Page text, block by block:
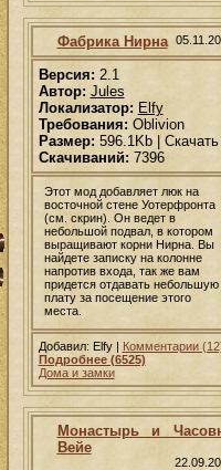
Фабрика Нирна
Версия: 2.1
Автор: Jules
Локализатор: Elfy
Требования: Oblivion
Размер: 596.1Kb | Скачать
Скачиваний:7396
Этот мод добавляет люк на
восточной стене Уотерфронта
(см. скрин). Он ведет в
небольшой подвал, в котором
выращивают корни Нирна. Вы
найдете записку на колонне
напротив входа, так же вам
придется отдавать небольшую
плату за посещение этого
места.
Добавил: Elfy | Комментарии
Подробнее (6525)
Дома и замки
Монастырь и
Вейе